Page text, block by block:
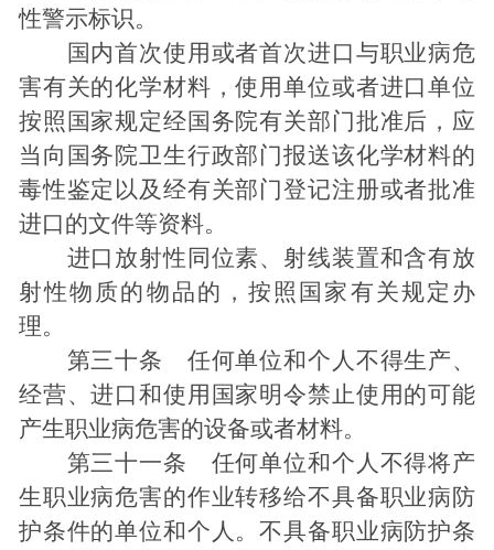
性警示标识。
国内首次使用或者首次进口与职业病危
害有关的化学材料，使用单位或者进口单位
按照国家规定经国务院有关部门批准后，应
当向国务院卫生行政部门报送该化学材料的
毒性鉴定以及经有关部门登记注册或者批准
进口的文件等资料。
进口放射性同位素、射线装置和含有放
射性物质的物品的，按照国家有关规定办
理。
第三十条 任何单位和个人不得生产、
经营、进口和使用国家明令禁止使用的可能
产生职业病危害的设备或者材料。
第三十一条 任何单位和个人不得将产
生职业病危害的作业转移给不具备职业病防
护条件的单位和个人。不具备职业病防护条